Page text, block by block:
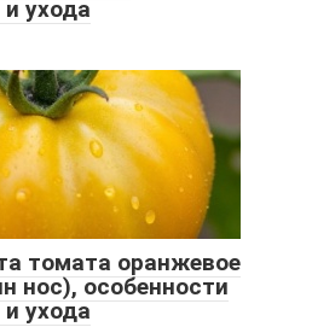
ухода
томата оранжевое
нос), особенности
ухода